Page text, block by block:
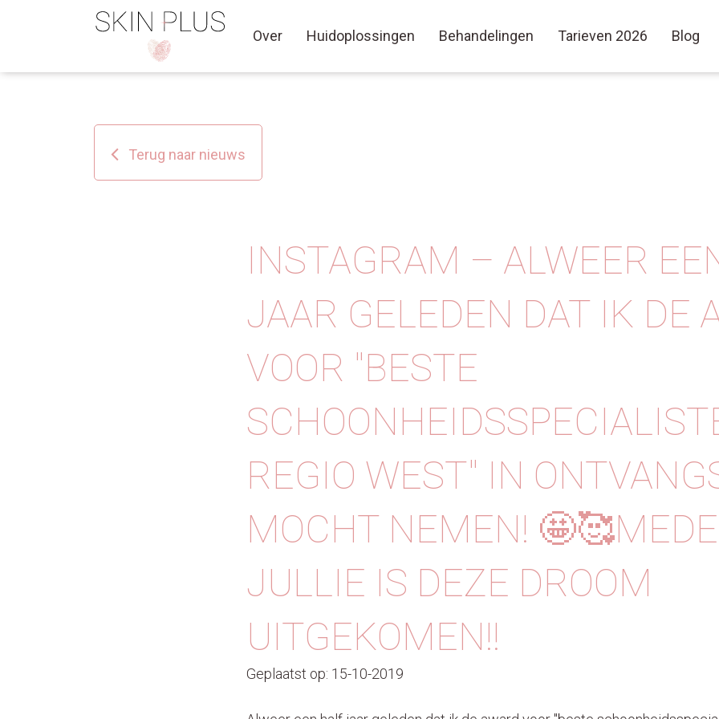
Over Huidoplossingen Behandelingen Tarieven 2026 Blog
Terug naar nieuws
INSTAGRAM – ALWEER
JAAR GELEDEN DAT IK DE
VOOR "BESTE
REGIO WEST" IN
MOCHT NEMEN!
JULLIE IS DEZE DROOM
UITGEKOMEN!!
Geplaatst op: 15-10-2019